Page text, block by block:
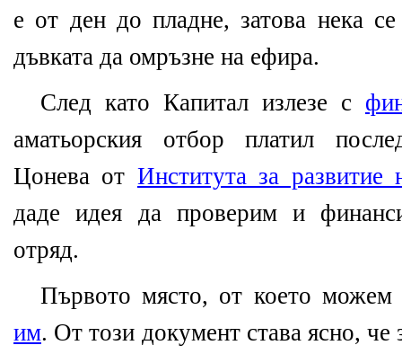
е от ден до пладне, затова нека
дъвката да омръзне на ефира.
След като Капитал излезе с
аматьорския отбор платил
Цонева от Института за развитие
даде идея да проверим и
отряд.
Първото място, от което
им. От този документ става ясно,